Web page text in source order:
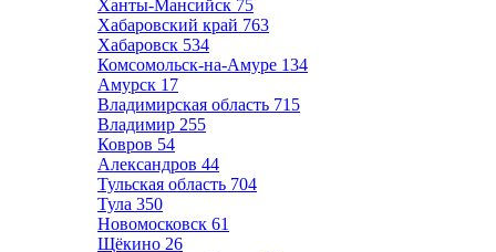
Ханты-Мансийск 75
Хабаровский край 763
Хабаровск 534
Комсомольск-на-Амуре 134
Амурск 17
Владимирская область 715
Владимир 255
Ковров 54
Александров 44
Тульская область 704
Тула 350
Новомосковск 61
Щёкино 26